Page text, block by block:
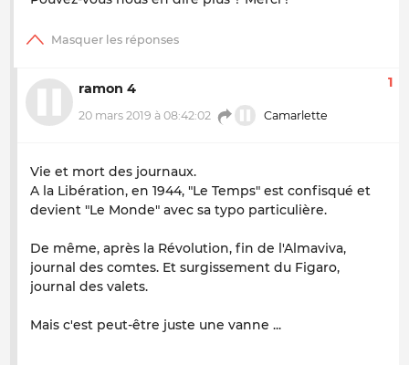
ramon 4
20 mars 2019 à 08:42:02 Camarlette
1
Vie et mort des journaux.
A la Libération, en 1944, "Le Temps" est confisqué et
devient "Le Monde" avec sa typo particulière.
De même, après la Révolution, fin de l'Almaviva,
journal des comtes. Et surgissement du Figaro,
journal des valets.
Mais c'est peut-être juste une vanne ...